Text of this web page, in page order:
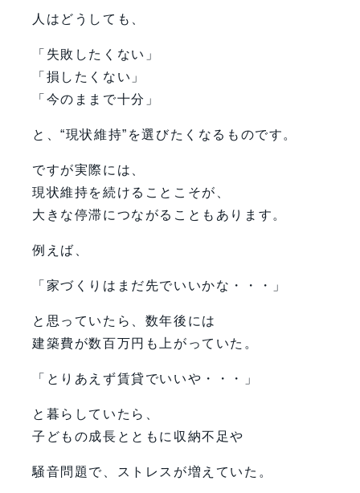
人はどうしても、
「失敗したくない」
「損したくない」
「今のままで十分」
と、“現状維持”を選びたくなるものです。
ですが実際には、
現状維持を続けることこそが、
大きな停滞につながることもあります。
例えば、
「家づくりはまだ先でいいかな・・・」
と思っていたら、数年後には
建築費が数百万円も上がっていた。
「とりあえず賃貸でいいや・・・」
と暮らしていたら、
子どもの成長とともに収納不足や
騒音問題で、ストレスが増えていた。